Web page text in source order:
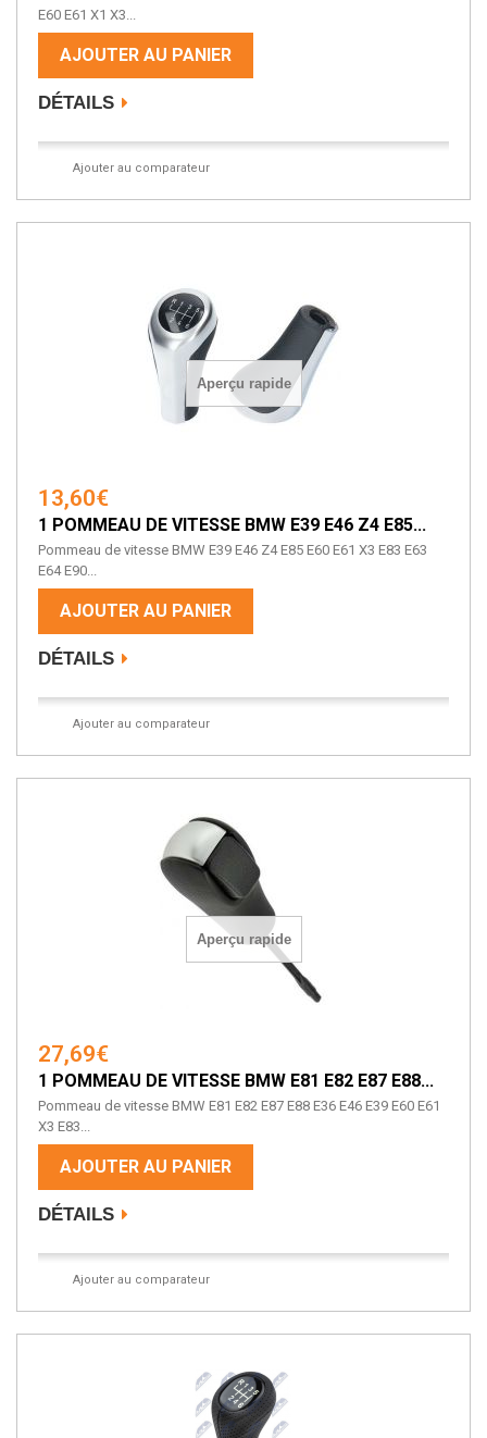
E60 E61 X1 X3...
AJOUTER AU PANIER
DÉTAILS
Ajouter au comparateur
Aperçu rapide
13,60€
1 POMMEAU DE VITESSE BMW E39 E46 Z4 E85...
Pommeau de vitesse BMW E39 E46 Z4 E85 E60 E61 X3 E83 E63
E64 E90...
AJOUTER AU PANIER
DÉTAILS
Ajouter au comparateur
Aperçu rapide
27,69€
1 POMMEAU DE VITESSE BMW E81 E82 E87 E88...
Pommeau de vitesse BMW E81 E82 E87 E88 E36 E46 E39 E60 E61
X3 E83...
AJOUTER AU PANIER
DÉTAILS
Ajouter au comparateur